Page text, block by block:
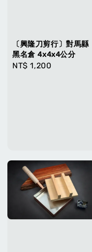
〔興隆刀剪行〕對馬縣
黑名倉 4x4x4公分
Regular
NT$ 1,200